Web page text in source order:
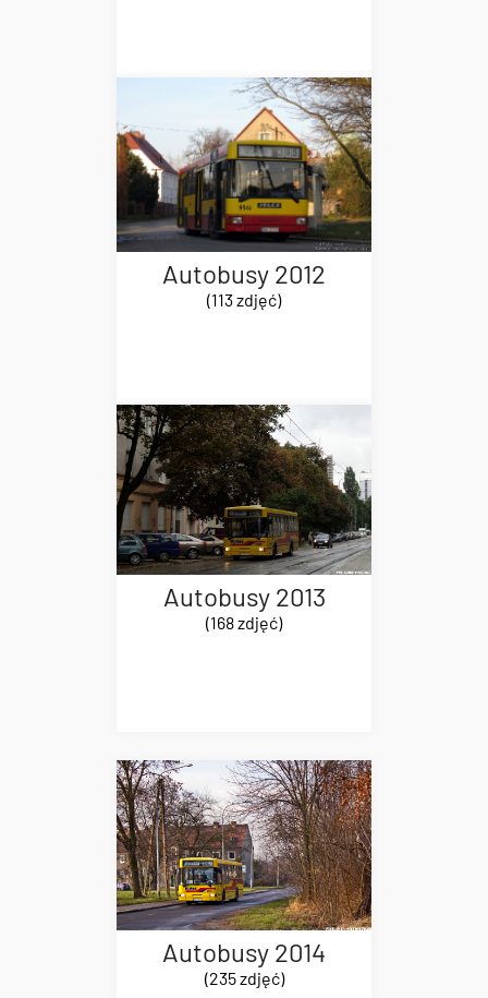
Autobusy 2012
(113 zdjęć)
Autobusy 2013
(168 zdjęć)
Autobusy 2014
(235 zdjęć)